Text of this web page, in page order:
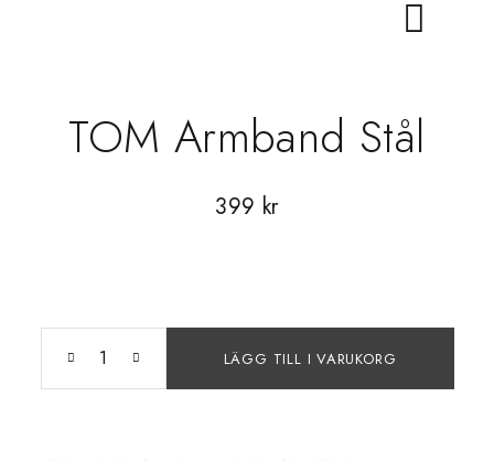
TOM Armband Stål
399 kr
LÄGG TILL I VARUKORG